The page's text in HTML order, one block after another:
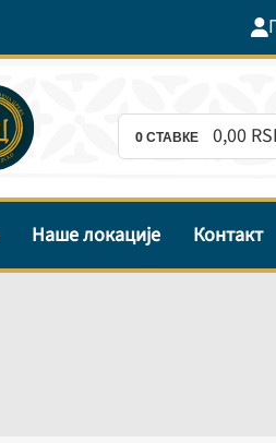
0СТАВКЕ 0,00
Наше локације Контакт